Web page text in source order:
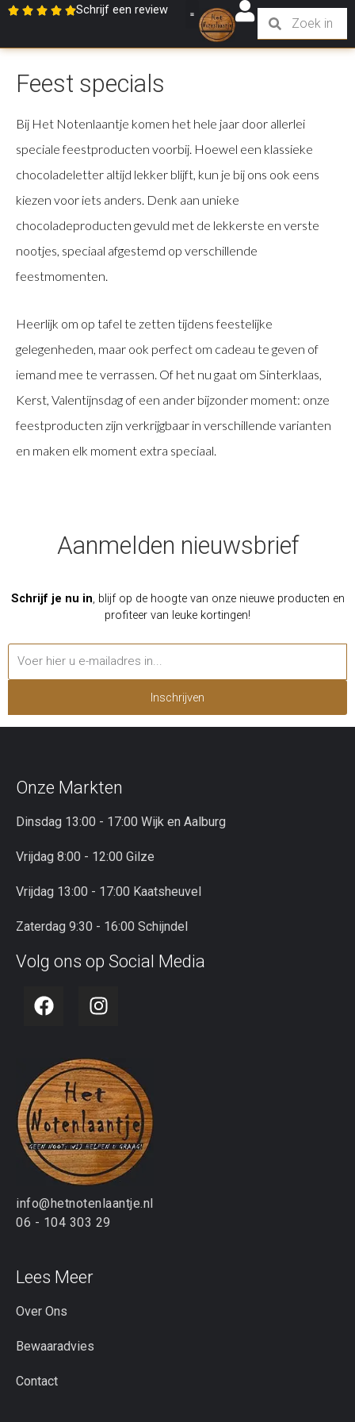
Schrijf een review
Feest specials
Bij Het Notenlaantje komen het hele jaar door allerlei
speciale feestproducten voorbij. Hoewel een klassieke
chocoladeletter altijd lekker blijft, kun je bij ons ook eens
kiezen voor iets anders. Denk aan unieke
chocoladeproducten gevuld met de lekkerste en verste
nootjes, speciaal afgestemd op verschillende
feestmomenten.
Heerlijk om op tafel te zetten tijdens feestelijke
gelegenheden, maar ook perfect om cadeau te geven of
iemand mee te verrassen. Of het nu gaat om Sinterklaas,
Kerst, Valentijnsdag of een ander bijzonder moment: onze
feestproducten zijn verkrijgbaar in verschillende varianten
en maken elk moment extra speciaal.
Aanmelden nieuwsbrief
Schrijf je nu in , blijf op de hoogte van onze nieuwe producten en
profiteer van leuke kortingen!
Inschrijven
Onze Markten
Dinsdag 13:00 - 17:00 Wijk en Aalburg
Vrijdag 8:00 - 12:00 Gilze
Vrijdag 13:00 - 17:00 Kaatsheuvel
Zaterdag 9:30 - 16:00 Schijndel
Volg ons op Social Media
info@hetnotenlaantje.nl
06 - 104 303 29
Lees Meer
Over Ons
Bewaaradvies
Contact